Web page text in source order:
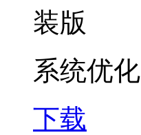
系统优化
下载